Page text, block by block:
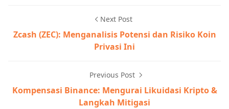
Next Post
Zcash (ZEC): Menganalisis Potensi dan Risiko Koin
Privasi Ini
Previous Post
Kompensasi Binance: Mengurai Likuidasi Kripto &
Langkah Mitigasi